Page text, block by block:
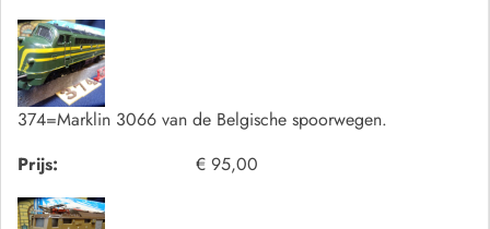
374=Marklin 3066 van de Belgische spoorwegen.
Prijs:
€ 95,00